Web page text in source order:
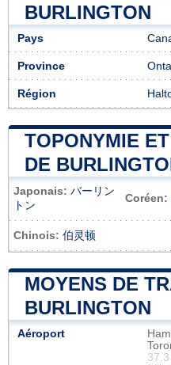
BURLINGTON
Pays
Province
Région
TOPONYMIE
DE
Japonais: バーリン
トン
Coréen:
Chinois: 伯灵顿
MOYENS DE
BURLINGTON
Aéroport